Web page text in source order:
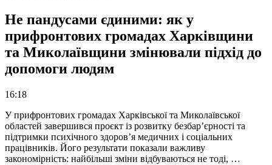
Не пандусами єдиними: як у
прифронтових громадах Харківщини
та Миколаївщини змінювали підхід до
допомоги людям
16:18
У прифронтових громадах Харківської та Миколаївської
областей завершився проєкт із розвитку безбар’єрності та
підтримки психічного здоров’я медичних і соціальних
працівників. Його результати показали важливу
закономірність: найбільші зміни відбуваються не тоді, …